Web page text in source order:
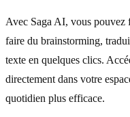
Avec Saga AI, vous pouvez
faire du brainstorming,
texte en quelques clics.
directement dans votre
quotidien plus efficace.